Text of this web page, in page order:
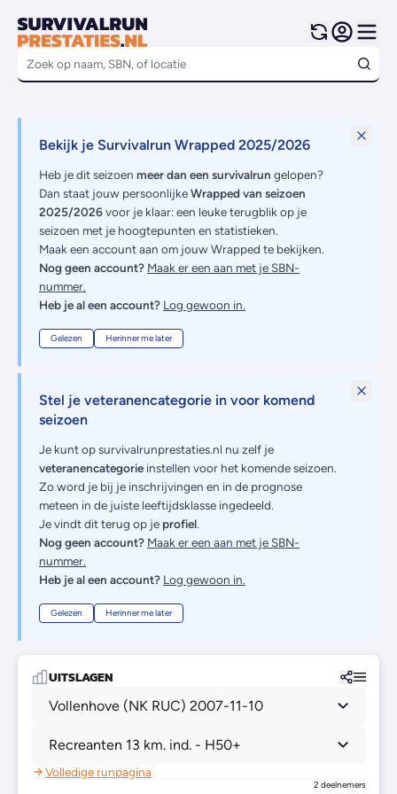
Bekijk je Survivalrun Wrapped 2025/2026
Heb je dit seizoen meer dan een survivalrun gelopen?
Dan staat jouw persoonlijkeWrapped van seizoen
2025/2026voor je klaar: een leuke terugblik op je
seizoen met je hoogtepunten en statistieken.
Maak een account aan om jouw Wrapped te bekijken.
Nog geen account? Maak er een aan met je SBN-
nummer.
Heb je al een account? Log gewoon in.
Gelezen Herinner me later
Stel je veteranencategorie in voor komend
seizoen
Je kunt op survivalrunprestaties.nl nu zelf je
veteranencategorie instellen voor het komende seizoen.
Zo word je bij je inschrijvingen en in de prognose
meteen in de juiste leeftijdsklasse ingedeeld.
Je vindt dit terug op je profiel.
Nog geen account? Maak er een aan met je SBN-
nummer.
Heb je al een account? Log gewoon in.
Gelezen Herinner me later
UITSLAGEN
Vollenhove (NK RUC) 2007-11-10
Recreanten 13 km. ind. - H50+
Volledige runpagina
2 deelnemers